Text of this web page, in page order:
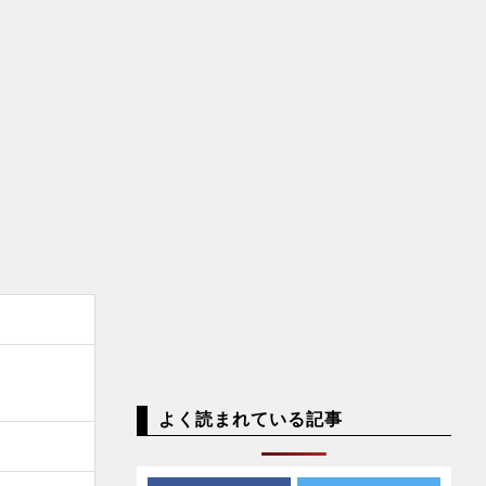
よく読まれている記事